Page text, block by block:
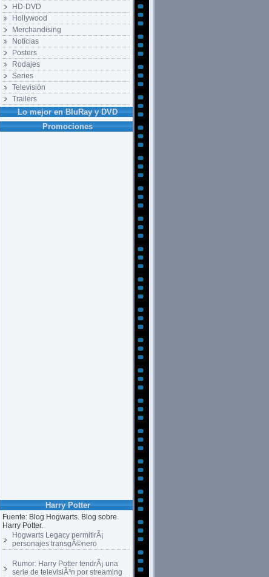
HD-DVD
Hollywood
Merchandising
Noticias
Posters
Rodajes
Series
Televisión
Trailers
Lo mejor en BluRay y DVD
Promociones
Harry Potter
Fuente: Blog Hogwarts. Blog sobre
Harry Potter.
Hogwarts Legacy permitirÃ¡
personajes transgÃ©nero
Rumor: Harry Potter tendrÃ¡ una
serie de televisiÃ³n por streaming